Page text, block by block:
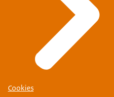
Cookies